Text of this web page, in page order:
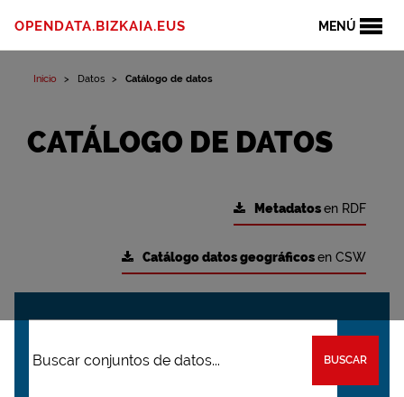
MENÚ
OPENDATA.BIZKAIA.EUS
Inicio Datos Catálogo de datos
CATÁLOGO DE DATOS
Metadatosen RDF
Catálogo datos geográficosen CSW
BUSCAR